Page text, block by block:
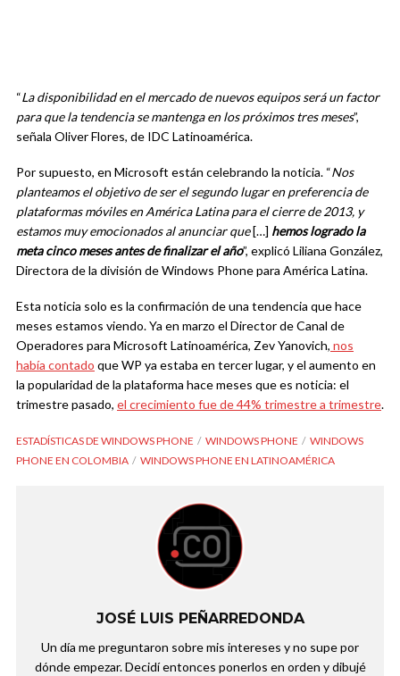
“La disponibilidad en el mercado de nuevos equipos será un factor
para que la tendencia se mantenga en los próximos tres meses”,
señala Oliver Flores, de IDC Latinoamérica.
Por supuesto, en Microsoft están celebrando la noticia. “Nos
planteamos el objetivo de ser el segundo lugar en preferencia de
plataformas móviles en América Latina para el cierre de 2013, y
estamos muy emocionados al anunciar que[…] hemos logrado la
meta cinco meses antes de finalizar el año”, explicó Liliana González,
Directora de la división de Windows Phone para América Latina.
Esta noticia solo es la confirmación de una tendencia que hace
meses estamos viendo. Ya en marzo el Director de Canal de
Operadores para Microsoft Latinoamérica, Zev Yanovich, nos
había contado que WP ya estaba en tercer lugar, y el aumento en
la popularidad de la plataforma hace meses que es noticia: el
trimestre pasado, el crecimiento fue de 44% trimestre a trimestre.
ESTADÍSTICAS DE WINDOWS PHONE WINDOWS PHONE
WINDOWS
PHONE EN COLOMBIA
WINDOWS PHONE EN LATINOAMÉRICA
JOSÉ LUIS PEÑARREDONDA
Un día me preguntaron sobre mis intereses y no supe por
dónde empezar. Decidí entonces ponerlos en orden y dibujé